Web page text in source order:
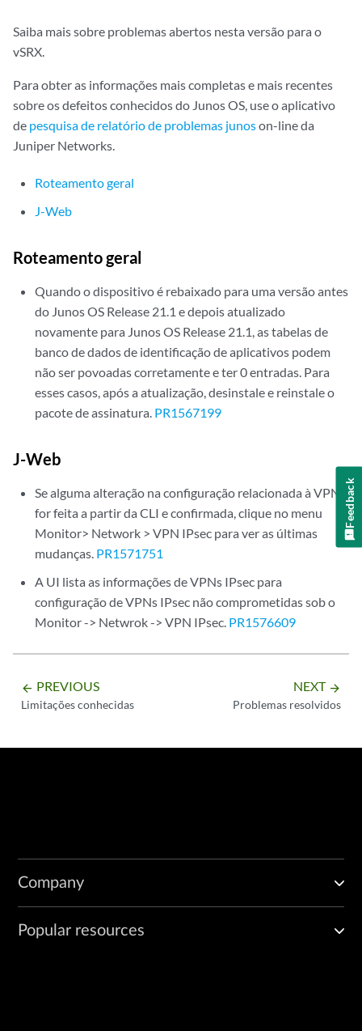
Saiba mais sobre problemas abertos nesta versão para o
vSRX.
Para obter as informações mais completas e mais recentes
sobre os defeitos conhecidos do Junos OS, use o aplicativo
de pesquisa de relatório de problemas junoson-line da
Juniper Networks.
Roteamento geral
J-Web
Roteamento geral
Quando o dispositivo é rebaixado para uma versão antes
do Junos OS Release 21.1 e depois atualizado
novamente para Junos OS Release 21.1, as tabelas de
banco de dados de identificação de aplicativos podem
não ser povoadas corretamente e ter 0 entradas. Para
esses casos, após a atualização, desinstale e reinstale o
pacote de assinatura. PR1567199
J-Web
Se alguma alteração na configuração relacionada à VPN
for feita a partir da CLI e confirmada, clique no menu
Monitor> Network > VPN IPsec para ver as últimas
mudanças. PR1571751
A UI lista as informações de VPNs IPsec para
configuração de VPNs IPsec não comprometidas sob o
Monitor -> Netwrok -> VPN IPsec. PR1576609
arrow_backward PREVIOUS
Limitações conhecidas
NEXT arrow_forward
Problemas resolvidos
Company
Popular resources
Feedback